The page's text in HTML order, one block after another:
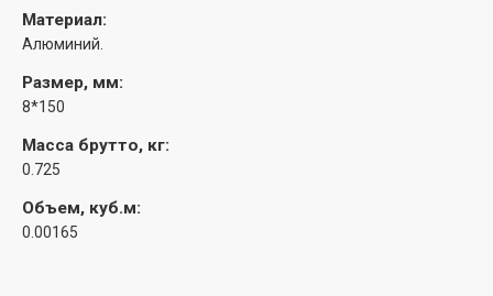
Материал:
Алюминий.
Размер, мм:
8*150
Масса брутто, кг:
0.725
Объем, куб.м:
0.00165